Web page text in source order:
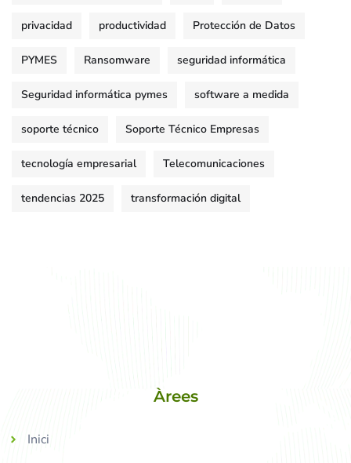
privacidad productividad Protección de Datos
PYMES Ransomware seguridad informática
Seguridad informática pymes software a medida
soporte técnico Soporte Técnico Empresas
tecnología empresarial Telecomunicaciones
tendencias 2025 transformación digital
Àrees
Inici